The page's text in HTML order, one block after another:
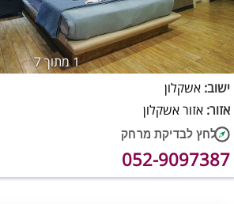
1מתוך 7
ישוב: אשקלון
אזור: אזור אשקלון
052-9097387